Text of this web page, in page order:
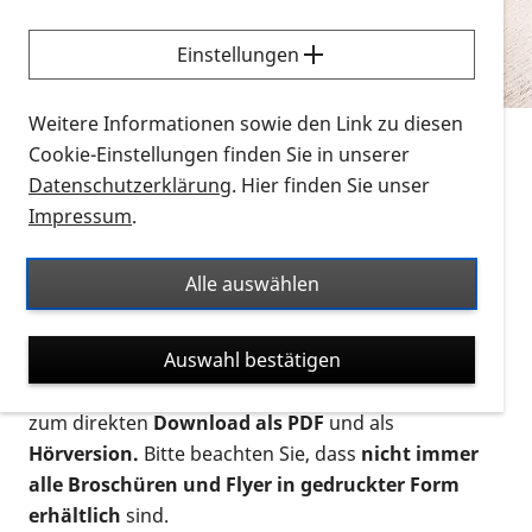
Sie möchten wissen, wie Sie nach Infonmaterial
suchen und dieses bestellen bzw. herunterladen
können? Schauen Sie sich dieErklärvideos zum
Thema Infomaterial auf der PRO RETINA-Website
für blinde und sehbehinderte Menschen an.
Auf dieser Seite finden Sie sämtliches Infomaterial
Ort. Nutzen Sie den Formatfilter, um ausschließlich
nach Flyern und Broschüren, Audios oder Videos zu
suchen. Die meisten Flyer und Broschüren werden in
verschiedenen Formaten angeboten: zur
postalischen Bestellung als gedruckte Variante
zum direktenDownload als PDFund als
Hörversion. Bitte beachten Sie, dass nicht immer
alle Broschüren und Flyer in gedruckter Form
erhältlich sind.
Einstellungen
Weitere Informationen sowie den Link zu diesen
Cookie-Einstellungen finden Sie in unserer
Datenschutzerklärung. Hier finden Sie unser
Impressum.
Alle auswählen
Auswahl bestätigen